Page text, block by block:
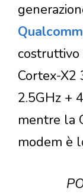
Qualcomm
costruttivo
Cortex-X2
2.5GHz +
mentre la
modem è